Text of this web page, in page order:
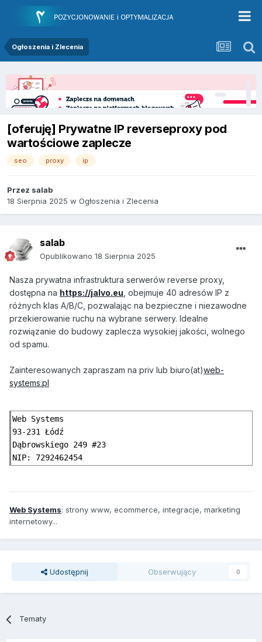
Ogłoszenia i Zlecenia
[oferuję] Prywatne IP reverseproxy pod
wartościowe zaplecze
seo proxy ip
Przez salab
18 Sierpnia 2025 w Ogłoszenia i Zlecenia
salab
Opublikowano 18 Sierpnia 2025
Nasza prywatna infrastruktura serwerów reverse proxy,
dostępna na https://jalvo.eu, obejmuje 40 adresów IP z
różnych klas A/B/C, pozwalając na bezpieczne i niezawodne
przekierowanie ruchu na wybrane serwery. Idealne
rozwiązanie do budowy zaplecza wysokiej jakości, wolnego
od spamu.
Zainteresowanych zapraszam na priv lub biuro(at)web-
systems.pl
Web Systems
93-231 Łódź
Dąbrowskiego 249 #23
NIP: 7292462454
Web Systems: strony www, ecommerce, integracje, marketing
internetowy...
Udostępnij Obserwujący 0
Tematy